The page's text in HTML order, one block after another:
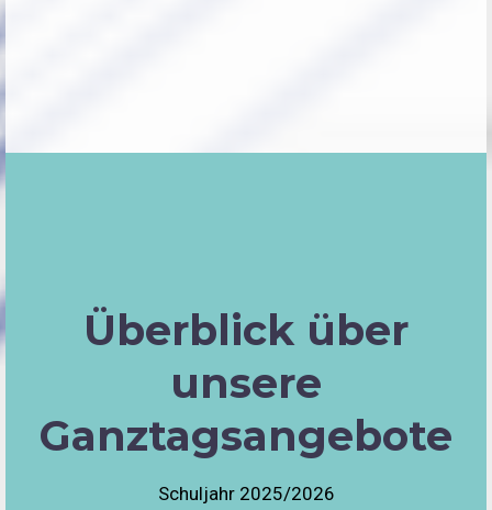
Überblick über
unsere
Ganztagsangebote
Schuljahr 2025/2026